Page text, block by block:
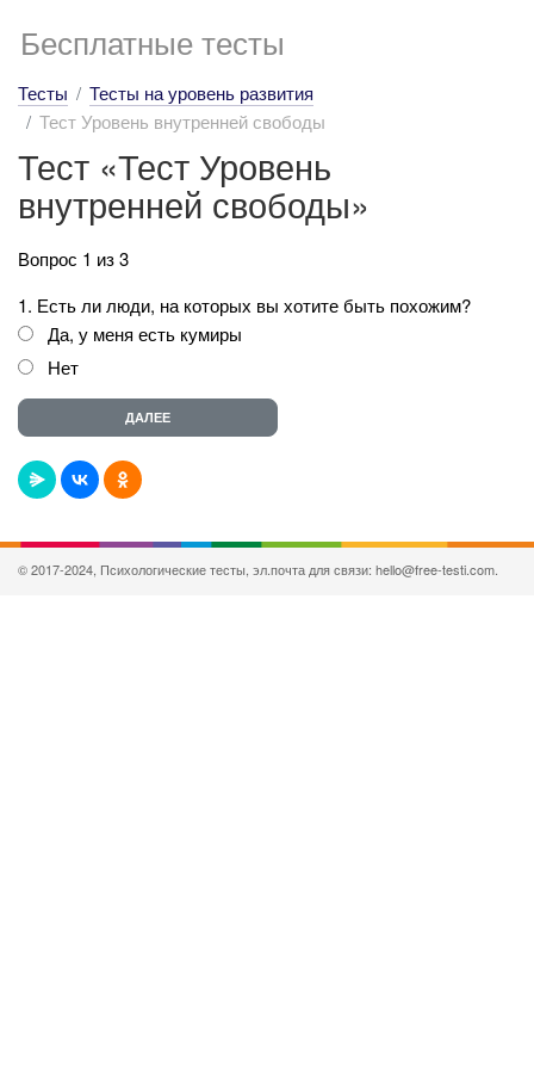
Бесплатные тесты
Тесты
Тесты на уровень развития
Тест Уровень внутренней свободы
Тест «Тест Уровень
внутренней свободы»
Вопрос 1 из 3
1. Есть ли люди, на которых вы хотите быть похожим?
Да, у меня есть кумиры
Нет
© 2017-2024, Психологические тесты, эл.почта для связи: hello@free-testi.com.